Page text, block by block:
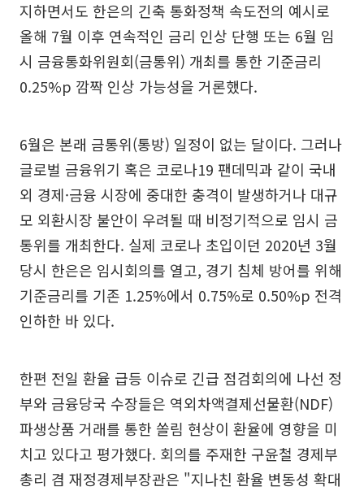
지하면서도 한은의 긴축 통화정책 속도전의 예시로
올해 7월 이후 연속적인 금리 인상 단행 또는 6월 임
시 금융통화위원회(금통위) 개최를 통한 기준금리
0.25%p 깜짝 인상 가능성을 거론했다.
6월은 본래 금통위(통방) 일정이 없는 달이다. 그러나
글로벌 금융위기 혹은 코로나19 팬데믹과 같이 국내
외 경제·금융 시장에 중대한 충격이 발생하거나 대규
모 외환시장 불안이 우려될 때 비정기적으로 임시 금
통위를 개최한다. 실제 코로나 초입이던 2020년 3월
당시 한은은 임시회의를 열고, 경기 침체 방어를 위해
기준금리를 기존 1.25%에서 0.75%로 0.50%p 전격
인하한 바 있다.
한편 전일 환율 급등 이슈로 긴급 점검회의에 나선 정
부와 금융당국 수장들은 역외차액결제선물환(NDF)
파생상품 거래를 통한 쏠림 현상이 환율에 영향을 미
치고 있다고 평가했다. 회의를 주재한 구윤철 경제부
총리 겸 재정경제부장관은 "지나친 환율 변동성 확대